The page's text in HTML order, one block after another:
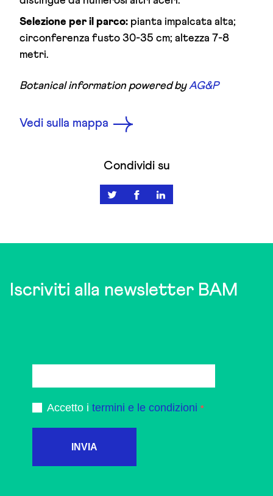
Selezione per il parco: pianta impalcata alta;
circonferenza fusto 30-35 cm; altezza 7-8
metri.
Botanical information powered byAG&P
Vedi sulla mappa
Condividi su
Iscriviti alla newsletter BAM
Accetto i termini e le condizioni
INVIA